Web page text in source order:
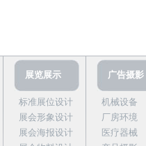
展览展示
标准展位设计
展会形象设计
展会海报设计
广告摄影
机械设备
厂房环境
医疗器械